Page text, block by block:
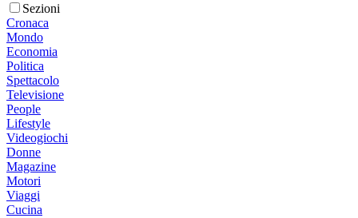
Sezioni
Cronaca
Mondo
Economia
Politica
Spettacolo
Televisione
People
Lifestyle
Videogiochi
Donne
Magazine
Motori
Viaggi
Cucina